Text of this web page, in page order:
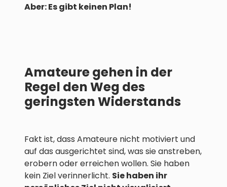
Aber: Es gibt keinen Plan!
Amateure gehen in der
Regel den Weg des
geringsten Widerstands
Fakt ist, dass Amateure nicht motiviert und
auf das ausgerichtet sind, was sie anstreben,
erobern oder erreichen wollen. Sie haben
kein Ziel verinnerlicht. Sie haben ihr